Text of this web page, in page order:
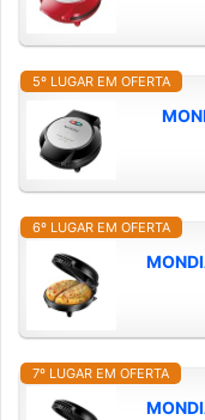
5º LUGAR EM OFERTA
6º LUGAR EM OFERTA
7º LUGAR EM OFERTA